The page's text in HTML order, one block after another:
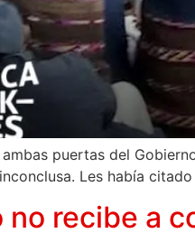
puertas del
Les había
no recibe a